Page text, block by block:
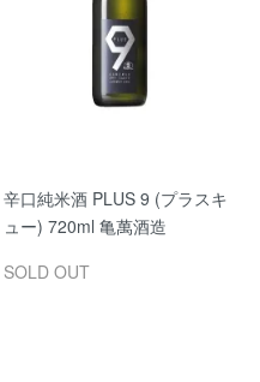
辛口純米酒 PLUS 9 (プラスキ
ュー) 720ml 亀萬酒造
SOLD OUT